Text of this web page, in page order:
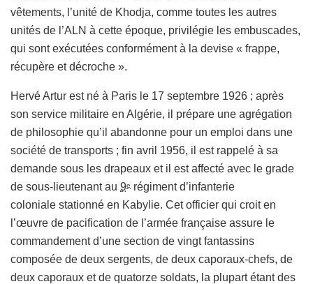
vêtements, l’unité de Khodja, comme toutes les autres
unités de l’ALN à cette époque, privilégie les embuscades,
qui sont exécutées conformément à la devise « frappe,
récupère et décroche ».
Hervé Artur est né à Paris le 17 septembre 1926 ; après
son service militaire en Algérie, il prépare une agrégation
de philosophie qu’il abandonne pour un emploi dans une
société de transports ; fin avril 1956, il est rappelé à sa
demande sous les drapeaux et il est affecté avec le grade
de sous-lieutenant au 9e régiment d’infanterie
coloniale stationné en Kabylie. Cet officier qui croit en
l’œuvre de pacification de l’armée française assure le
commandement d’une section de vingt fantassins
composée de deux sergents, de deux caporaux-chefs, de
deux caporaux et de quatorze soldats, la plupart étant des